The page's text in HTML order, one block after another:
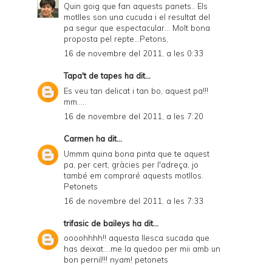
Quin goig que fan aquests panets.. Els
motlles son una cucuda i el resultat del
pa segur que espectacular... Molt bona
proposta pel repte...Petons,
16 de novembre del 2011, a les 0:33
Tapa't de tapes ha dit...
Es veu tan delicat i tan bo, aquest pa!!!
mm.....
16 de novembre del 2011, a les 7:20
Carmen ha dit...
Ummm quina bona pinta que te aquest
pa, per cert, gràcies per l'adreça, jo
també em compraré aquests motllos.
Petonets
16 de novembre del 2011, a les 7:33
trifasic de baileys ha dit...
oooohhhh!! aquesta llesca sucada que
has deixat....me la quedoo per mii amb un
bon pernil!!! nyam! petonets